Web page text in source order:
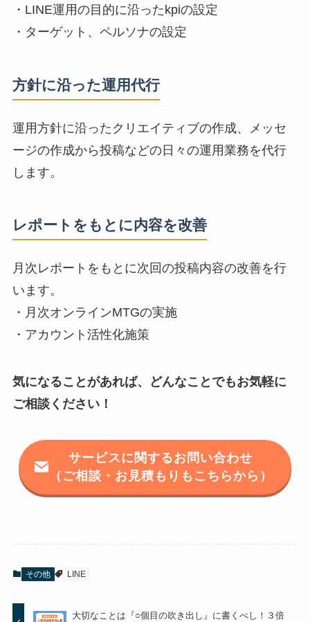
・LINE運用の目的に沿ったkpiの設定
・ターゲット、ペルソナの設定
方針に沿った運用代行
運用方針に沿ったクリエイティブの作成、メッセ
ージの作成から投稿などの日々の運用業務を代行
します。
レポートをもとに内容を改善
月次レポートをもとに次回の投稿内容の改善を行
います。
・月次オンラインMTGの実施
・アカウント活性化施策
気になることがあれば、どんなことでもお気軽に
ご相談ください！
サービスに関するお問い合わせ
（ご相談・お見積もりもこちらから）
その他 LINE
大切なことは『○個目の吹き出し』に書くべし！３倍